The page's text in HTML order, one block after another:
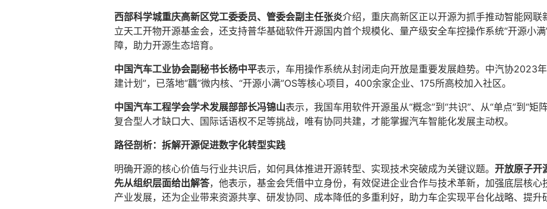
西部科学城重庆高新区党工委委员、管委会副主任张炎介绍，重庆高新区正以开源为抓手推动智能网
立天工开物开源基金会，还支持普华基础软件开源国内首个规模化、量产级安全车控操作系统“开源小
障，助力开源生态培育。
中国汽车工业协会副秘书长杨中平表示，车用操作系统从封闭走向开放是重要发展趋势。中汽协2023
建计划”，已落地“龘”微内核、“开源小满”OS等核心项目，400余家企业、175所高校加入社区。
中国汽车工程学会学术发展部部长冯锦山表示，我国车用软件开源虽从“概念”到“共识”、从“单点”到“矩
复合型人才缺口大、国际话语权不足等挑战，唯有协同共建，才能掌握汽车智能化发展主动权。
路径剖析：拆解开源促进数字化转型实践
明确开源的核心价值与行业共识后，如何具体推进开源转型、实现技术突破成为关键议题。 开放原子开
先从组织层面给出解答，他表示，基金会凭借中立身份，有效促进企业合作与技术革新，加强底层核
产业发展，还为企业带来资源共享、研发协同、成本降低的多重利好，助力车企实现平台化战略、提升